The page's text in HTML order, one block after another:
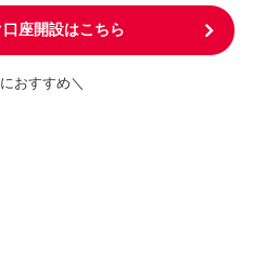
座開設はこちら
おすすめ＼